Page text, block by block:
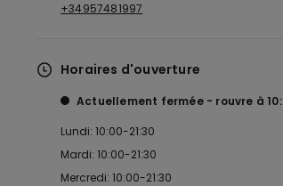
+34957481997
Horaires d'ouverture
Actuellement fermée rouvre à
Lundi: 10:00-21:30
Mardi: 10:00-21:30
Mercredi: 10:00-21:30